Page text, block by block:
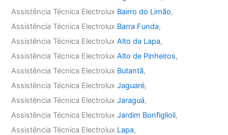
Assistência Técnica Electrolux Bairro do Limão,
Assistência Técnica Electrolux Barra Funda,
Assistência Técnica ElectroluxAlto da Lapa,
Assistência Técnica ElectroluxAlto de Pinheiros,
Assistência Técnica Electrolux Butantã,
Assistência Técnica ElectroluxJaguaré,
Assistência Técnica ElectroluxJaraguá,
Assistência Técnica ElectroluxJardim Bonfiglioli,
Assistência Técnica Electrolux Lapa,